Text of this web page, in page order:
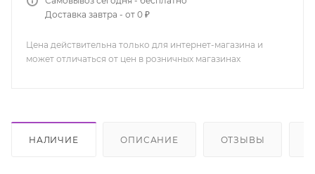
Доставка завтра - от 0 ₽
Цена действительна только для интернет-магазина и
может отличаться от цен в розничных магазинах
НАЛИЧИЕ ОПИСАНИЕ ОТЗЫВЫ